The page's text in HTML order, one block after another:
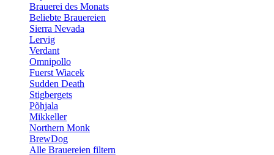
Brauerei des Monats
Beliebte Brauereien
Sierra Nevada
Lervig
Verdant
Omnipollo
Fuerst Wiacek
Sudden Death
Stigbergets
Põhjala
Mikkeller
Northern Monk
BrewDog
Alle Brauereien filtern